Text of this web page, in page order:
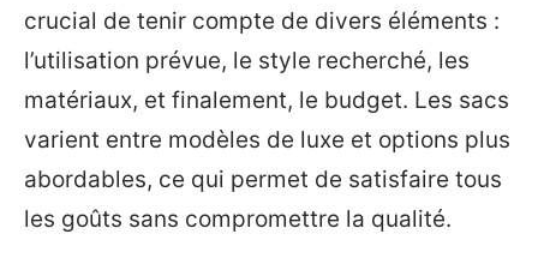
crucial de tenir compte de divers éléments :
l’utilisation prévue, le style recherché, les
matériaux, et finalement, le budget. Les sacs
varient entre modèles de luxe et options plus
abordables, ce qui permet de satisfaire tous
les goûts sans compromettre la qualité.